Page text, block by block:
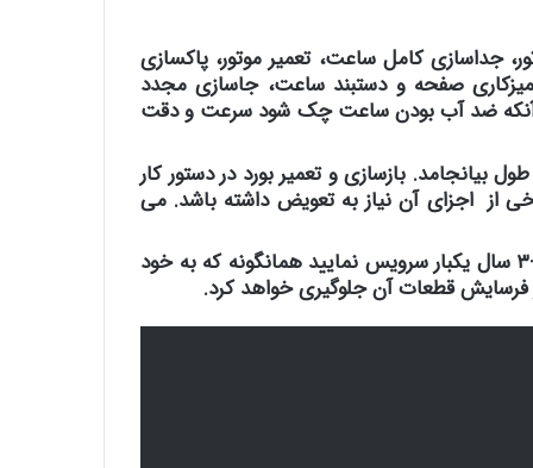
جداسازی کامل ساعت، تعمیر موتور، پاکسازی
تمیزکاری صفحه و دستبند ساعت، جاسازی مجدد
آنکه ضد آب بودن ساعت چک شود سرعت و دقت
بیانجامد. بازسازی و تعمیر بورد در دستور کار
از اجزای آن نیاز به تعویض داشته باشد. می
قانون ساده برای پیشگیری از نیاز به تعمیر و نگهداری ساعت مچی: توصیه ما این است که ساعت مچی خود را هر ۴-۳ سال یکبار سرویس نمایید همانگونه که به خود
فرسایش قطعات آن جلوگیری خواهد کرد.